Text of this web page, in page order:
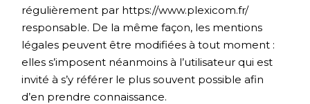
régulièrement par https://www.plexicom.fr/
responsable. De la même façon, les mentions
légales peuvent être modifiées à tout moment :
elles s’imposent néanmoins à l’utilisateur qui est
invité à s’y référer le plus souvent possible afin
d’en prendre connaissance.